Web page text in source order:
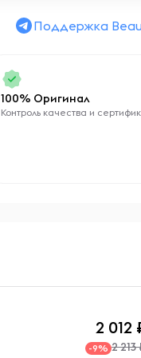
Поддержка
100% Оригинал
Контроль качества и
2 012
-9% 2 213